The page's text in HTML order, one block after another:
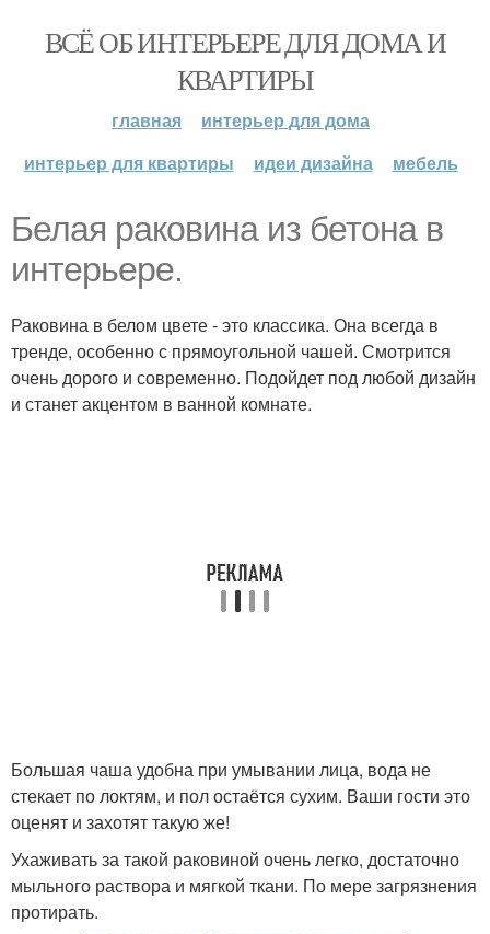
ВСЁ ОБ ИНТЕРЬЕРЕ ДЛЯ ДОМА И
КВАРТИРЫ
главная
интерьер для дома
интерьер для квартиры
идеи дизайна мебель
Белая раковина из бетона в
интерьере.
Раковина в белом цвете - это классика. Она всегда в
тренде, особенно с прямоугольной чашей. Смотрится
очень дорого и современно. Подойдет под любой дизайн
и станет акцентом в ванной комнате.
Большая чаша удобна при умывании лица, вода не
стекает по локтям, и пол остаётся сухим. Ваши гости это
оценят и захотят такую же!
Ухаживать за такой раковиной очень легко, достаточно
мыльного раствора и мягкой ткани. По мере загрязнения
протирать.